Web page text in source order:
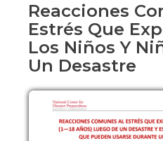
Reacciones
Estrés Que
Los Niños Y
Un Desastre